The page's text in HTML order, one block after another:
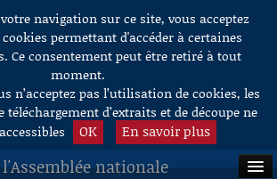
navigation sur ce site, vous acceptez
permettant d'accéder à certaines
Ce consentement peut être retiré à tout
moment.
n’acceptez pas l’utilisation de cookies, les
d’extraits et de découpe ne
OK En savoir plus
nationale